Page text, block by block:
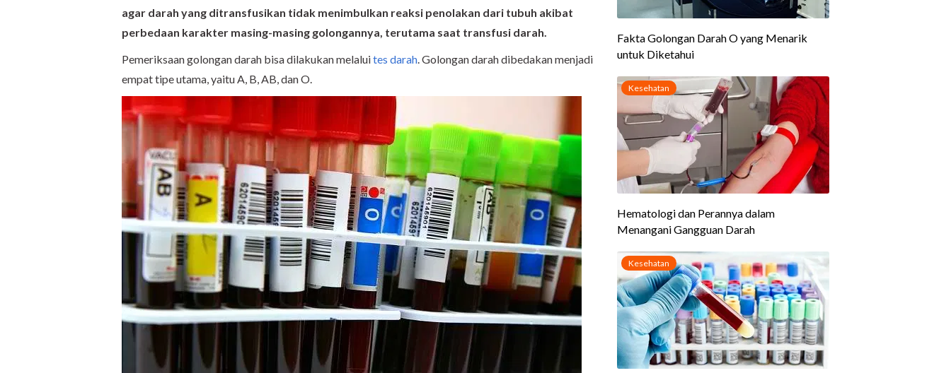
agar darah yang ditransfusikan tidak menimbulkan reaksi penolakan dari tubuh akibat
perbedaan karakter masing-masing golongannya, terutama saat transfusi darah.
Pemeriksaan golongan darah bisa dilakukan melaluites darah. Golongan darah dibedakan menjadi
empat tipe utama, yaitu A, B, AB, dan O.